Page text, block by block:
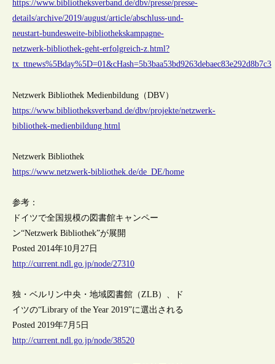
https://www.bibliotheksverband.de/dbv/presse/presse-
details/archive/2019/august/article/abschluss-und-
neustart-bundesweite-bibliothekskampagne-
netzwerk-bibliothek-geht-erfolgreich-z.html?
tx_ttnews%5Bday%5D=01&cHash=5b3baa53bd9263debaec83e292d8b7c3
Netzwerk Bibliothek Medienbildung（DBV）
https://www.bibliotheksverband.de/dbv/projekte/netzwerk-
bibliothek-medienbildung.html
Netzwerk Bibliothek
https://www.netzwerk-bibliothek.de/de_DE/home
参考：
ドイツで全国規模の図書館キャンペー
ン“Netzwerk Bibliothek”が展開
Posted 2014年10月27日
http://current.ndl.go.jp/node/27310
独・ベルリン中央・地域図書館（ZLB）、ド
イツの“Library of the Year 2019”に選出される
Posted 2019年7月5日
http://current.ndl.go.jp/node/38520